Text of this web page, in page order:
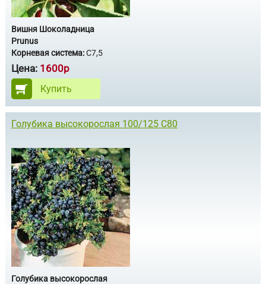
Вишня Шоколадница
Prunus
Корневая система:С7,5
Цена: 1600р
Купить
Голубика высокорослая 100/125 С80
Голубика высокорослая